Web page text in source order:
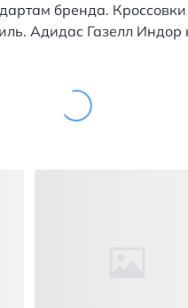
бренда.
Адидас Газелл